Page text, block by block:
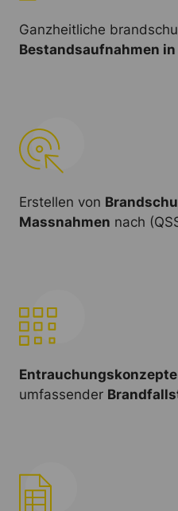
Ganzheitliche
Bestandsaufnahmen
Erstellen von
Massnahmen nach
Entrauchungskonzepte
umfassender